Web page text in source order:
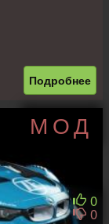
Подробнее
МОД
0
0